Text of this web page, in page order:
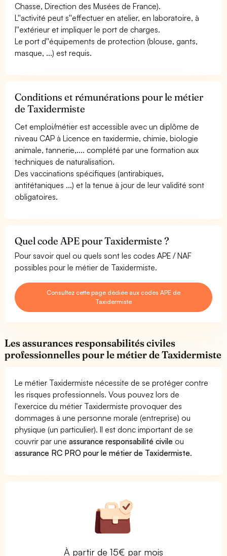
Chasse, Direction des Musées de France).
L''activité peut s''effectuer en atelier, en laboratoire, à
l''extérieur et impliquer le port de charges.
Le port d''équipements de protection (blouse, gants,
masque, ...) est requis.
Conditions et rémunérations pour le métier
de Taxidermiste
Cet emploi/métier est accessible avec un diplôme de
niveau CAP à Licence en taxidermie, chimie, biologie
animale, tannerie,.... complété par une formation aux
techniques de naturalisation.
Des vaccinations spécifiques (antirabiques,
antitétaniques ...) et la tenue à jour de leur validité sont
obligatoires.
Quel code APE pour Taxidermiste ?
Pour savoir quel ou quels sont les codes APE / NAF
possibles pour le métier de Taxidermiste.
Consultez cette page dédiée aux codes APE de
Taxidermiste
Les assurances responsabilités civiles
professionnelles pour le métier de Taxidermiste
Le métier Taxidermiste nécessite de se protéger contre
les risques professionnels. Vous pouvez lors de
l'exercice du métier Taxidermiste provoquer des
dommages à une personne morale (entreprise) ou
physique (un particulier). Il est donc important de se
couvrir par uneassurance responsabilité civile ou
assurance RC PRO pour le métier de Taxidermiste.
À partir de 15€ par mois